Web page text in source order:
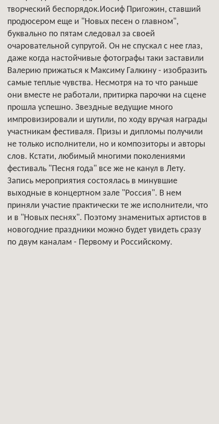
творческий беспорядок.Иосиф Пригожин, ставший
продюсером еще и "Новых песен о главном",
буквально по пятам следовал за своей
очаровательной супругой. Он не спускал с нее глаз,
даже когда настойчивые фотографы таки заставили
Валерию прижаться к Максиму Галкину - изобразить
самые теплые чувства. Несмотря на то что раньше
они вместе не работали, притирка парочки на сцене
прошла успешно. Звездные ведущие много
импровизировали и шутили, по ходу вручая награды
участникам фестиваля. Призы и дипломы получили
не только исполнители, но и композиторы и авторы
слов. Кстати, любимый многими поколениями
фестиваль "Песня года" все же не канул в Лету.
Запись мероприятия состоялась в минувшие
выходные в концертном зале "Россия". В нем
приняли участие практически те же исполнители, что
и в "Новых песнях". Поэтому знаменитых артистов в
новогодние праздники можно будет увидеть сразу
по двум каналам - Первому и Российскому.